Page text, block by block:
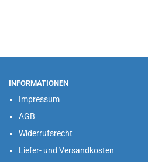
INFORMATIONEN
Impressum
AGB
Widerrufsrecht
Liefer- und Versandkosten